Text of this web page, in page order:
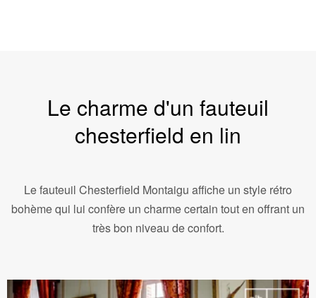
Le charme d'un fauteuil
chesterfield en lin
Le fauteuil Chesterfield Montaigu affiche un style rétro
bohème qui lui confère un charme certain tout en offrant un
très bon niveau de confort.